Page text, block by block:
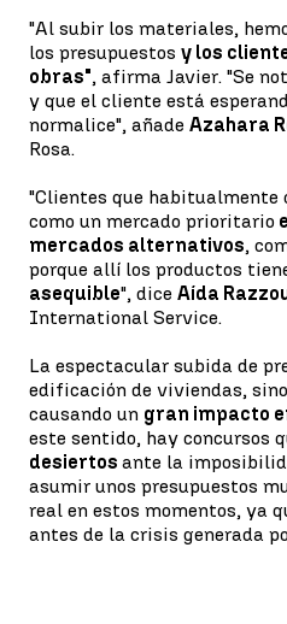
"Al subir los materiales,
los presupuestos y los
obras", afirma Javier. "Se
y que el cliente está
normalice", añade Azahara
Rosa.
"Clientes que habitualmente
como un mercado prioritario
mercados alternativos,
porque allí los productos
asequible", dice Aída
International Service.
La espectacular subida de
edificación de viviendas,
causando un gran impacto
este sentido, hay concursos
desiertos ante la
asumir unos presupuestos
real en estos momentos, ya
antes de la crisis generada